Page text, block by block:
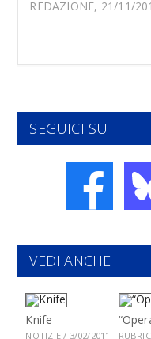
REDAZIONE, 21/11/
SEGUICI SU
VEDI ANCHE
Knife
NOTIZIE / 3/02/2011